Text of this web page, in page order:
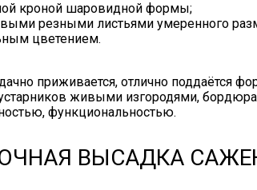
кроной шаровидной формы;
резными листьями умеренного
цветением.
приживается, отлично поддаётся
живыми изгородями,
функциональностью.
ВЫСАДКА